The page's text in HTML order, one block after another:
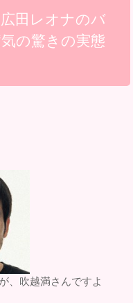
田レオナのバ
の驚きの実態
、吹越満さんですよ